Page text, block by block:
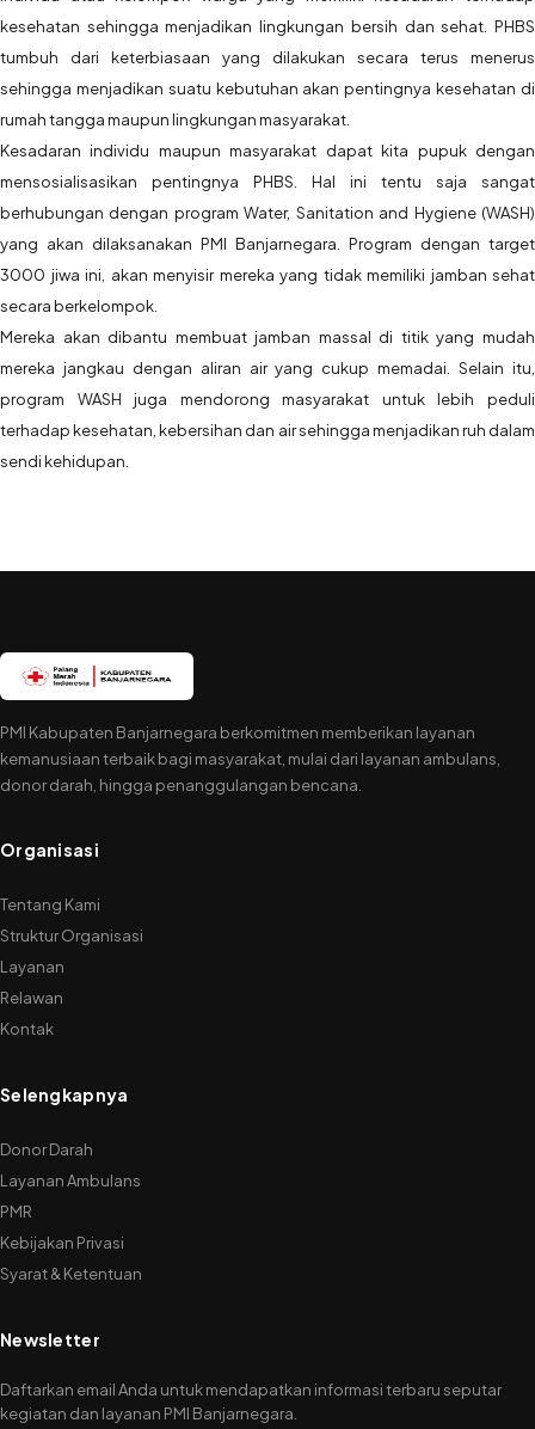
kesehatan sehingga menjadikan lingkungan bersih dan sehat. PHBS
tumbuh dari keterbiasaan yang dilakukan secara terus menerus
sehingga menjadikan suatu kebutuhan akan pentingnya kesehatan di
rumah tangga maupun lingkungan masyarakat.
Kesadaran individu maupun masyarakat dapat kita pupuk dengan
mensosialisasikan pentingnya PHBS. Hal ini tentu saja sangat
berhubungan dengan program Water, Sanitation and Hygiene (WASH)
yang akan dilaksanakan PMI Banjarnegara. Program dengan target
3000 jiwa ini, akan menyisir mereka yang tidak memiliki jamban sehat
secara berkelompok.
Mereka akan dibantu membuat jamban massal di titik yang mudah
mereka jangkau dengan aliran air yang cukup memadai. Selain itu,
program WASH juga mendorong masyarakat untuk lebih peduli
terhadap kesehatan, kebersihan dan air sehingga menjadikan ruh dalam
sendi kehidupan.
PMI Kabupaten Banjarnegara berkomitmen memberikan layanan
kemanusiaan terbaik bagi masyarakat, mulai dari layanan ambulans,
donor darah, hingga penanggulangan bencana.
Organisasi
Tentang Kami
Struktur Organisasi
Layanan
Relawan
Kontak
Selengkapnya
Donor Darah
Layanan Ambulans
PMR
Kebijakan Privasi
Syarat & Ketentuan
Newsletter
Daftarkan email Anda untuk mendapatkan informasi terbaru seputar
kegiatan dan layanan PMI Banjarnegara.